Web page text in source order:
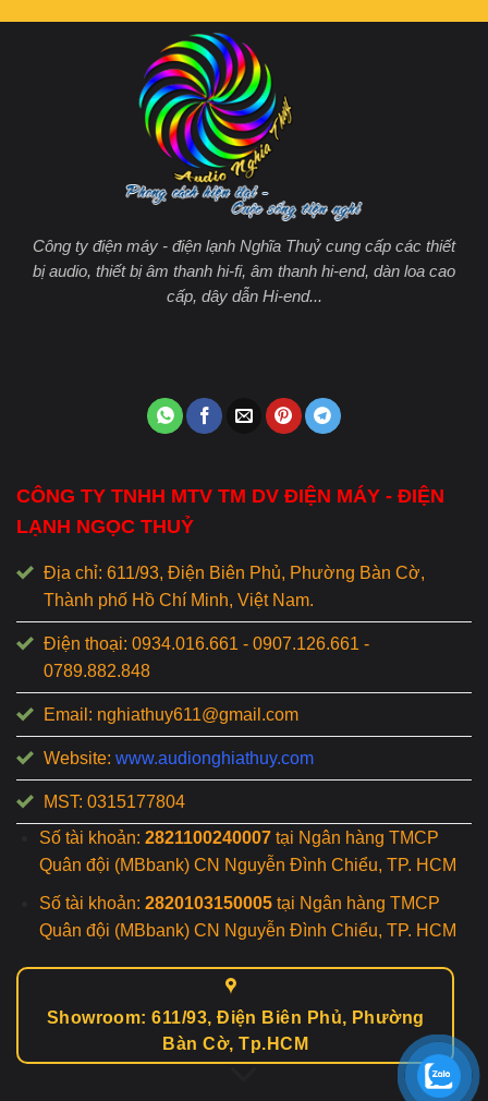
Công ty điện máy - điện lạnh Nghĩa Thuỷ cung cấp các thiết
bị audio, thiết bị âm thanh hi-fi, âm thanh hi-end, dàn loa cao
cấp, dây dẫn Hi-end...
CÔNG TY TNHH MTV TM DV ĐIỆN MÁY - ĐIỆN
LẠNH NGỌC THUỶ
Địa chỉ: 611/93, Điện Biên Phủ, Phường Bàn Cờ,
Thành phố Hồ Chí Minh, Việt Nam.
Điện thoại: 0934.016.661 - 0907.126.661 -
0789.882.848
Email: nghiathuy611@gmail.com
Website: www.audionghiathuy.com
MST: 0315177804
Số tài khoản: 2821100240007tại Ngân hàng TMCP
Quân đội (MBbank) CN Nguyễn Đình Chiểu, TP. HCM
Số tài khoản: 2820103150005tại Ngân hàng TMCP
Quân đội (MBbank) CN Nguyễn Đình Chiểu, TP. HCM
Showroom: 611/93, Điện Biên Phủ, Phường
Bàn Cờ, Tp.HCM